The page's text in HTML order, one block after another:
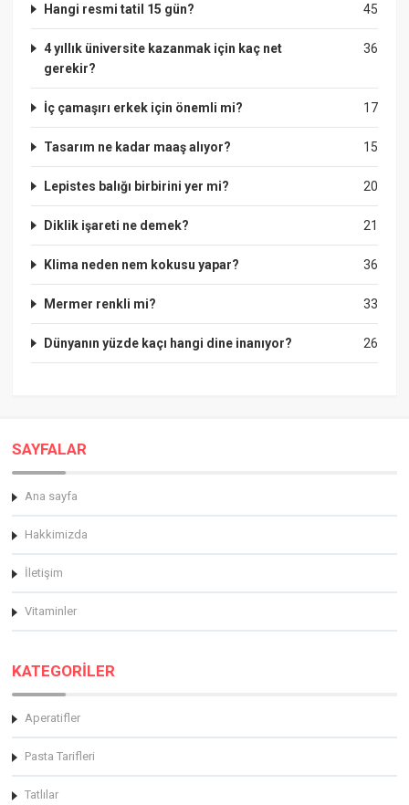
45
Hangi resmi tatil 15 gün?
36
4 yıllık üniversite kazanmak için kaç net
gerekir?
17
İç çamaşırı erkek için önemli mi?
15
Tasarım ne kadar maaş alıyor?
20
Lepistes balığı birbirini yer mi?
21
Diklik işareti ne demek?
36
Klima neden nem kokusu yapar?
33
Mermer renkli mi?
26
Dünyanın yüzde kaçı hangi dine inanıyor?
SAYFALAR
Ana sayfa
Hakkimizda
İletişim
Vitaminler
KATEGORİLER
Aperatifler
Pasta Tarifleri
Tatlılar